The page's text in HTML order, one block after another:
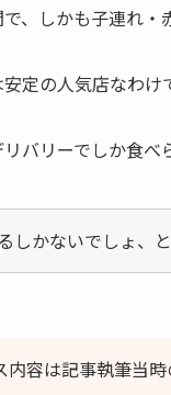
、しかも子連れ
安定の人気店なわ
バリーでしか食
しかないでしょ、
内容は記事執筆当